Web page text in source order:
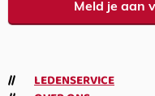
Meld je aan
LEDENSERVICE